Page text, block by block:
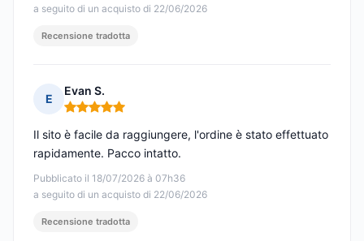
a seguito di un acquisto di 22/06/2026
Recensione tradotta
E
Evan S.
Nota: 5 su 5
Pubblicato il 18/07/2026 à 07h36
a seguito di un acquisto di 22/06/2026
Il sito è facile da raggiungere, l'ordine è stato effettuato
rapidamente. Pacco intatto.
Recensione tradotta